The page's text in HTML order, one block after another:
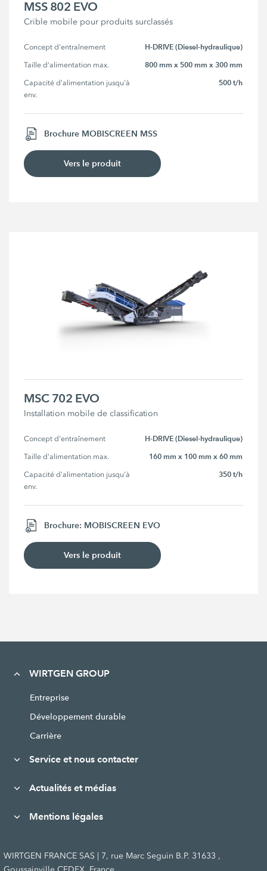
MSS 802 EVO
Crible mobile pour produits surclassés
Concept d'entraînement H-DRIVE (Diesel-hydraulique)
Taille d'alimentation max. 800 mm x 500 mm x 300 mm
Capacité d'alimentation jusqu'à
env.
500 t/h
Brochure MOBISCREEN MSS
Vers le produit
MSC 702 EVO
Installation mobile de classification
Concept d'entraînement H-DRIVE (Diesel-hydraulique)
Taille d'alimentation max. 160 mm x 100 mm x 60 mm
Capacité d'alimentation jusqu'à
env.
350 t/h
Brochure: MOBISCREEN EVO
Vers le produit
WIRTGEN GROUP
Entreprise
Développement durable
Carrière
Service et nous contacter
Actualités et médias
Mentions légales
WIRTGEN FRANCE SAS | 7, rue Marc Seguin B.P. 31633 ,